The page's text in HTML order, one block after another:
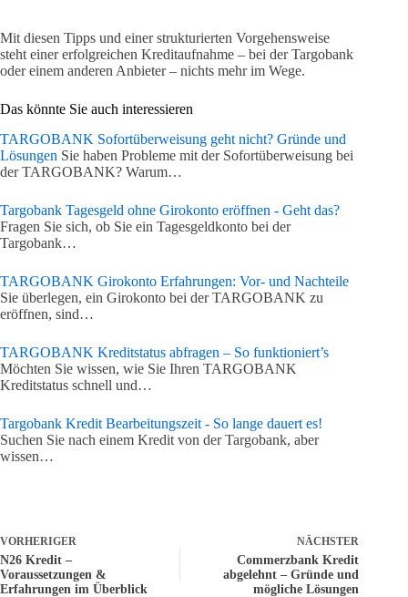
Mit diesen Tipps und einer strukturierten Vorgehensweise
steht einer erfolgreichen Kreditaufnahme – bei der Targobank
oder einem anderen Anbieter – nichts mehr im Wege.
Das könnte Sie auch interessieren
TARGOBANK Sofortüberweisung geht nicht? Gründe und
Lösungen Sie haben Probleme mit der Sofortüberweisung bei
der TARGOBANK? Warum…
Targobank Tagesgeld ohne Girokonto eröffnen - Geht das?
Fragen Sie sich, ob Sie ein Tagesgeldkonto bei der
Targobank…
TARGOBANK Girokonto Erfahrungen: Vor- und Nachteile
Sie überlegen, ein Girokonto bei der TARGOBANK zu
eröffnen, sind…
TARGOBANK Kreditstatus abfragen – So funktioniert’s
Möchten Sie wissen, wie Sie Ihren TARGOBANK
Kreditstatus schnell und…
Targobank Kredit Bearbeitungszeit - So lange dauert es!
Suchen Sie nach einem Kredit von der Targobank, aber
wissen…
VORHERIGER
N26 Kredit –
Voraussetzungen &
Erfahrungen im Überblick
NÄCHSTER
Commerzbank Kredit
abgelehnt – Gründe und
mögliche Lösungen